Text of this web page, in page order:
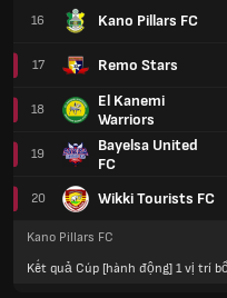
16 Kano Pillars FC
17 Remo Stars
18
El Kanemi
Warriors
19
Bayelsa United
FC
20 Wikki Tourists FC
Kano Pillars FC
Kết quả Cúp [hành động] 1 vị trí